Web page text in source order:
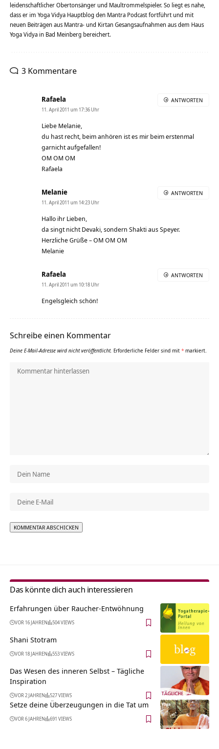
leidenschaftlicher Obertonsänger und Maultrommelspieler. So liegt es nahe,
dass er im Yoga Vidya Hauptblog den Mantra Podcast fortführt und mit
neuen Beiträgen aus Mantra- und Kirtan Gesangsaufnahmen aus dem Haus
Yoga Vidya in Bad Meinberg bereichert.
3 Kommentare
Rafaela
11. April 2011 um 17:36 Uhr
Liebe Melanie,
du hast recht, beim anhören ist es mir beim erstenmal
garnicht aufgefallen!
OM OM OM
Rafaela
ANTWORTEN
Melanie
11. April 2011 um 14:23 Uhr
Hallo ihr Lieben,
da singt nicht Devaki, sondern Shakti aus Speyer.
Herzliche Grüße – OM OM OM
Melanie
ANTWORTEN
Rafaela
11. April 2011 um 10:18 Uhr
Engelsgleich schön!
ANTWORTEN
Schreibe einen Kommentar
Deine E-Mail-Adresse wird nicht veröffentlicht. Erforderliche Felder sind mit * markiert.
Das könnte dich auch interessieren
Erfahrungen über Raucher-Entwöhnung
VOR 16 JAHREN 504 VIEWS
Shani Stotram
VOR 18 JAHREN 553 VIEWS
Das Wesen des inneren Selbst – Tägliche
Inspiration
VOR 2 JAHREN 527 VIEWS
Setze deine Überzeugungen in die Tat um
VOR 6 JAHREN 691 VIEWS